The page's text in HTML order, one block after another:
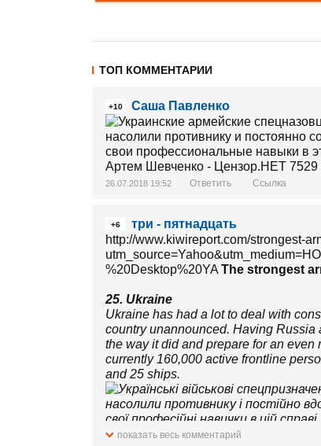
ТОП КОММЕНТАРИИ
+10 Cаша Павленко
26.07.2018 19:52 Ответить Ссылка
+6
три - пятнадцать
http://www.kiwireport.com/strongest-
%20Desktop%20YA The strongest
25. Ukraine
Ukraine has had a lot to deal with
country unannounced. Having
the way it did and prepare for an even
currently 160,000 active frontline
and 25 ships.
показать весь комментарий